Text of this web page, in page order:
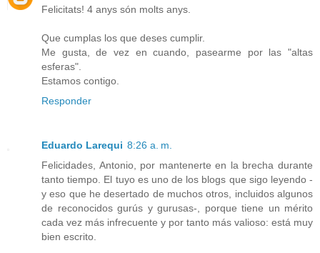
Felicitats! 4 anys són molts anys.
Que cumplas los que deses cumplir.
Me gusta, de vez en cuando, pasearme por las "altas
esferas".
Estamos contigo.
Responder
Eduardo Larequi 8:26 a. m.
Felicidades, Antonio, por mantenerte en la brecha durante
tanto tiempo. El tuyo es uno de los blogs que sigo leyendo -
y eso que he desertado de muchos otros, incluidos algunos
de reconocidos gurús y gurusas-, porque tiene un mérito
cada vez más infrecuente y por tanto más valioso: está muy
bien escrito.